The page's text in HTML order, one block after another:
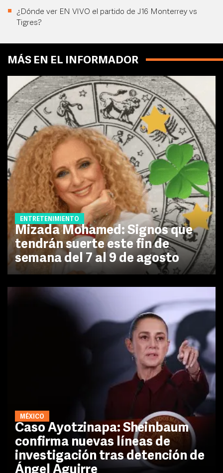
¿Dónde ver EN VIVO el partido de J16 Monterrey vs
Tigres?
MÁS EN EL INFORMADOR
ENTRETENIMIENTO
Mizada Mohamed: Signos que
tendrán suerte este fin de
semana del 7 al 9 de agosto
MÉXICO
Caso Ayotzinapa: Sheinbaum
confirma nuevas líneas de
investigación tras detención de
Ángel Aguirre